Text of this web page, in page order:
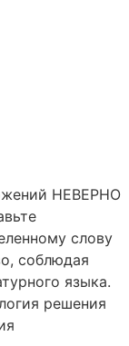
НЕВЕРНО
слову
соблюдая
языка.
решения